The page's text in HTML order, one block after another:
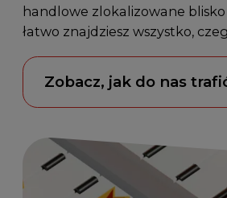
handlowe zlokalizowane blisko
łatwo znajdziesz wszystko,
Zobacz, jak do nas